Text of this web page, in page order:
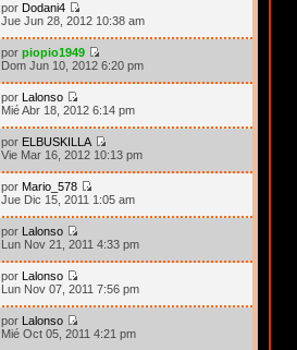
por Dodani4
Jue Jun 28, 2012 10:38 am
por piopio1949
Dom Jun 10, 2012 6:20 pm
por Lalonso
Mié Abr 18, 2012 6:14 pm
por ELBUSKILLA
Vie Mar 16, 2012 10:13 pm
por Mario_578
Jue Dic 15, 2011 1:05 am
por Lalonso
Lun Nov 21, 2011 4:33 pm
por Lalonso
Lun Nov 07, 2011 7:56 pm
por Lalonso
Mié Oct 05, 2011 4:21 pm